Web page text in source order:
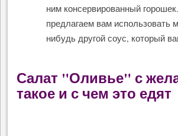
ним консервированный
предлагаем вам использовать
нибудь другой соус, который
Салат "Оливье" с
такое и с чем это едят